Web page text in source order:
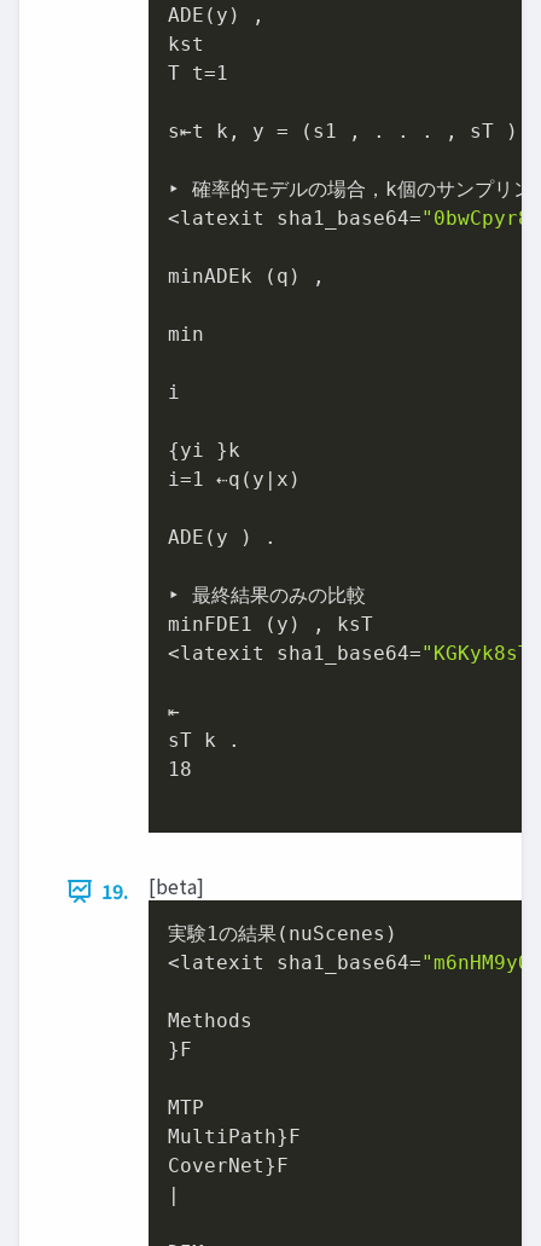
ADE(y) ,
kst
T t=1
s⇤t k, y = (s1 , . . . , sT )
‣ 確率的モデルの場合，k個のサンプリン
<latexit sha1_base64=
minADEk (q) ,
min
i
{yi }k
i=1 ⇠q(y|x)
ADE(y ) .
‣ 最終結果のみの比較
minFDE1 (y) , ksT
<latexit sha1_base64=
⇤
sT k .
18
19. [beta]
実験1の結果(nuScenes)
<latexit sha1_base64=
Methods
}F
MTP
MultiPath}F
CoverNet}F